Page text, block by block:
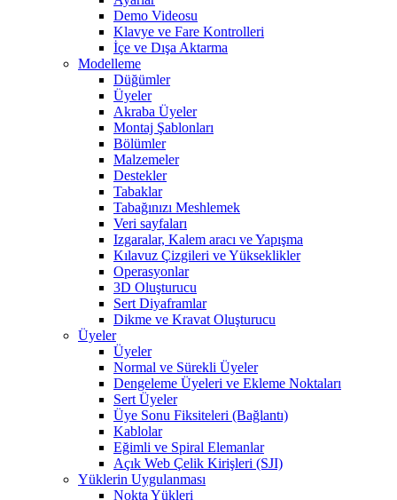
Demo Videosu
Klavye ve Fare Kontrolleri
İçe ve Dışa Aktarma
Modelleme
Düğümler
Üyeler
Akraba Üyeler
Montaj Şablonları
Bölümler
Malzemeler
Destekler
Tabaklar
Tabağınızı Meshlemek
Veri sayfaları
Izgaralar, Kalem aracı ve Yapışma
Kılavuz Çizgileri ve Yükseklikler
Operasyonlar
3D Oluşturucu
Sert Diyaframlar
Dikme ve Kravat Oluşturucu
Üyeler
Üyeler
Normal ve Sürekli Üyeler
Dengeleme Üyeleri ve Ekleme Noktaları
Sert Üyeler
Üye Sonu Fiksiteleri (Bağlantı)
Kablolar
Eğimli ve Spiral Elemanlar
Açık Web Çelik Kirişleri (SJI)
Yüklerin Uygulanması
Nokta Yükleri